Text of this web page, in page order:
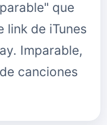
que
link de iTunes
Imparable,
canciones